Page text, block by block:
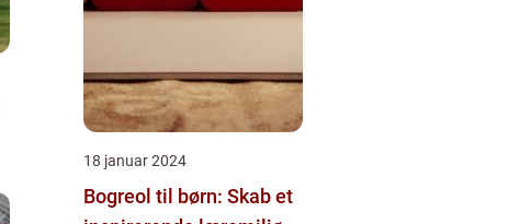
18 januar 2024
Bogreol til børn: Skab et